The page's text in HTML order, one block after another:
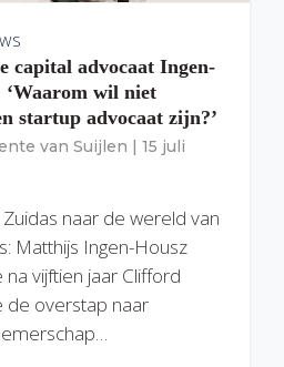
capital advocaat Ingen-
‘Waarom wil niet
startup advocaat zijn?’
van Suijlen | 15 juli
naar de wereld van
Matthijs Ingen-Housz
na vijftien jaar Clifford
de overstap naar